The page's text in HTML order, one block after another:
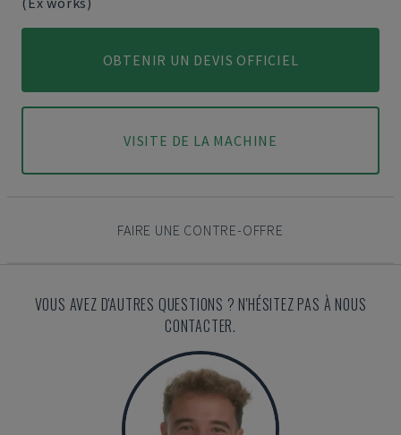
OBTENIR UN DEVIS OFFICIEL
VISITE DE LA MACHINE
FAIRE UNE CONTRE-OFFRE
VOUS AVEZ D'AUTRES QUESTIONS ? N'HÉSITEZ PAS À NOUS
CONTACTER.